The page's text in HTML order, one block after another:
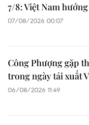
7/8: Việt Nam
07/08/2026 00:07
Công Phượng gặp
trong ngày tái xuất
06/08/2026 11:49